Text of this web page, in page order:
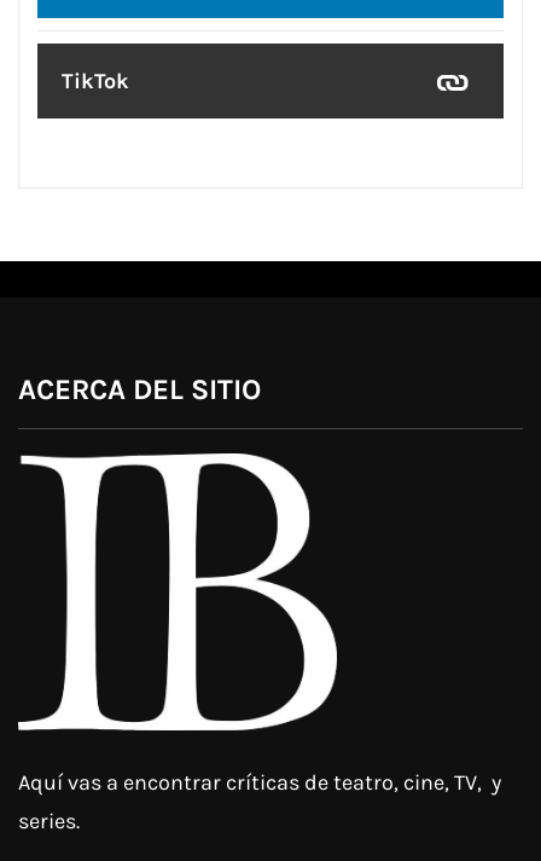
TikTok
ACERCA DEL SITIO
Aquí vas a encontrar críticas de teatro, cine, TV, y
series.